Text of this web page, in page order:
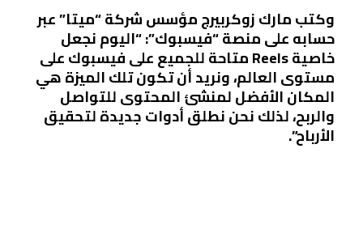
وكتب مارك زوكربيرج مؤسس شركة “ميتا” عبر
حسابه على منصة “فيسبوك”: “اليوم نجعل
خاصية Reels متاحة للجميع على فيسبوك على
مستوى العالم، ونريد أن تكون تلك الميزة هي
المكان الأفضل لمنشئ المحتوى للتواصل
والربح، لذلك نحن نطلق أدوات جديدة لتحقيق
الأرباح”.